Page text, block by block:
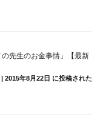
先生のお金事情」【最新
2015年8月22日 に投稿された